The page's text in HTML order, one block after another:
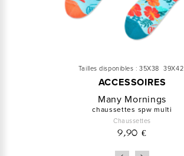
Tailles disponibles : 35X38 39X42
ACCESSOIRES
Many Mornings
chaussettes spw multi
Chaussettes
9,90 €